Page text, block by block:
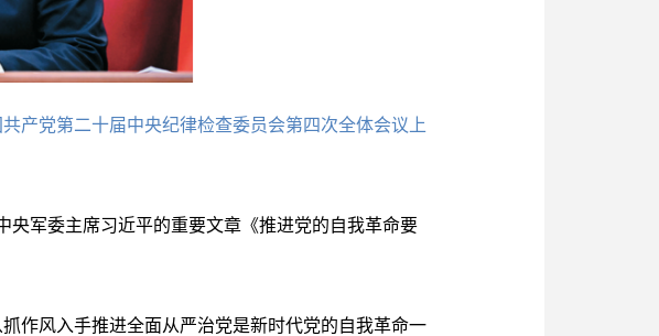
产党第二十届中央纪律检查委员会第四次全体会议上
央军委主席习近平的重要文章《推进党的自我革命要
作风入手推进全面从严治党是新时代党的自我革命一